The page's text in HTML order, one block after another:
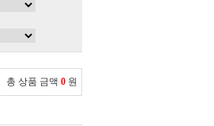
총 상품 금액 0 원